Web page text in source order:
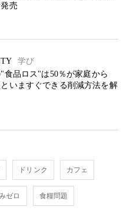
売
学び
"食品ロス"は50％が家庭から
といますぐできる削減方法を解
ドリンク カフェ
ゼロ 食糧問題